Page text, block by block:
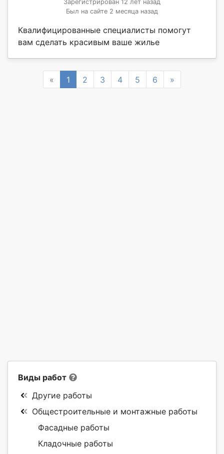
Зарегистрирован 12 лет назад
Был на сайте 2 месяца назад
Квалифицированные специалисты помогут
вам сделать красивым ваше жилье
« Previous
1 2 3 4 5 6 »
Виды работ
Другие работы
Общестроительные и монтажные работы
Фасадные работы
Кладочные работы